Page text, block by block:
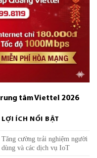
tâm Viettel 2026
LỢI ÍCH NỔI BẬT
Tăng cường trải nghiệm người
dùng và các dịch vụ IoT